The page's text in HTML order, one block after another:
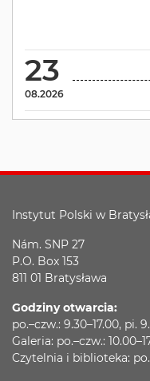
23
08.2026
Instytut Polski w
Nám. SNP 27
P.O. Box 153
811 01 Bratysława
Godziny otwarcia:
po.–czw.: 9.30–17.00, pi.
Galeria: po.–czw.:
Czytelnia i biblioteka: